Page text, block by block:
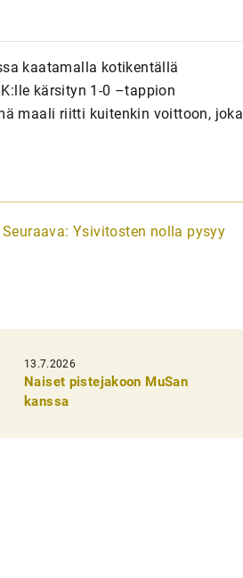
kaatamalla kotikentällä
kärsityn 1-0 –tappion
maali riitti kuitenkin voittoon, joka
Seuraava: Ysivitosten nolla pysyy
13.7.2026
Naiset pistejakoon MuSan
kanssa